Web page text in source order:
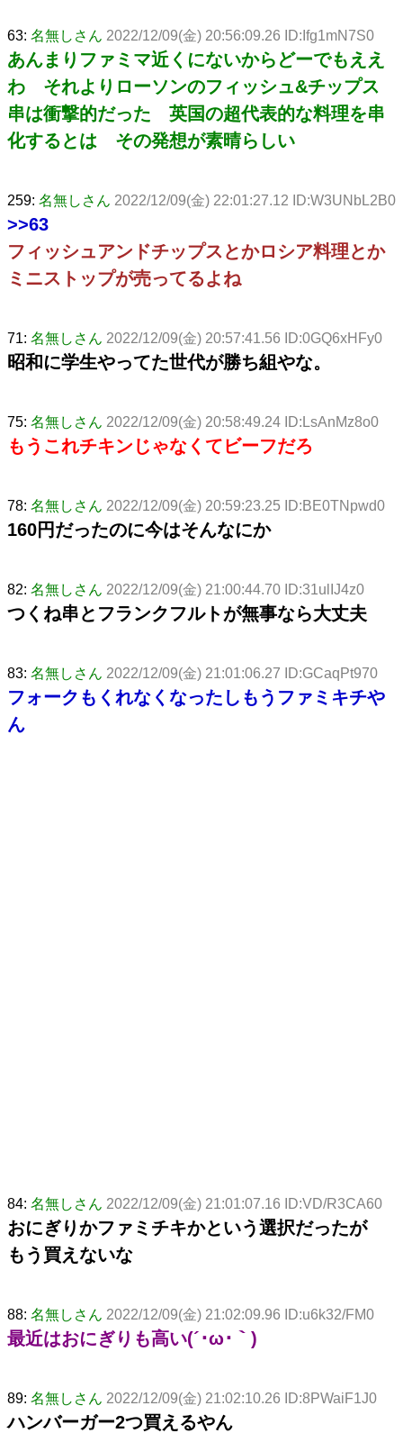
63: 名無しさん 2022/12/09(金) 20:56:09.26 ID:Ifg1mN7S0
あんまりファミマ近くにないからどーでもええ
わ それよりローソンのフィッシュ&チップス
串は衝撃的だった 英国の超代表的な料理を串
化するとは その発想が素晴らしい
259: 名無しさん 2022/12/09(金) 22:01:27.12 ID:W3UNbL2B0
>>63
フィッシュアンドチップスとかロシア料理とか
ミニストップが売ってるよね
71: 名無しさん 2022/12/09(金) 20:57:41.56 ID:0GQ6xHFy0
昭和に学生やってた世代が勝ち組やな。
75: 名無しさん 2022/12/09(金) 20:58:49.24 ID:LsAnMz8o0
もうこれチキンじゃなくてビーフだろ
78: 名無しさん 2022/12/09(金) 20:59:23.25 ID:BE0TNpwd0
160円だったのに今はそんなにか
82: 名無しさん 2022/12/09(金) 21:00:44.70 ID:31ulIJ4z0
つくね串とフランクフルトが無事なら大丈夫
83: 名無しさん 2022/12/09(金) 21:01:06.27 ID:GCaqPt970
フォークもくれなくなったしもうファミキチや
ん
84: 名無しさん 2022/12/09(金) 21:01:07.16 ID:VD/R3CA60
おにぎりかファミチキかという選択だったが
もう買えないな
88: 名無しさん 2022/12/09(金) 21:02:09.96 ID:u6k32/FM0
最近はおにぎりも高い(´･ω･｀)
89: 名無しさん 2022/12/09(金) 21:02:10.26 ID:8PWaiF1J0
ハンバーガー2つ買えるやん